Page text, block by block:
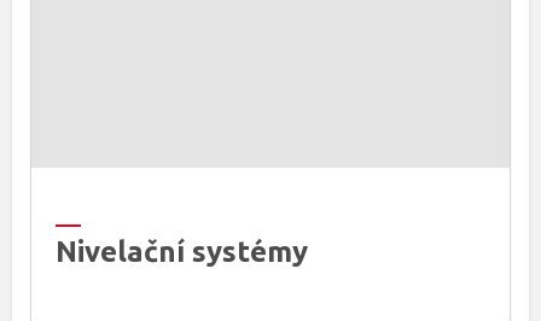
Nivelační systémy